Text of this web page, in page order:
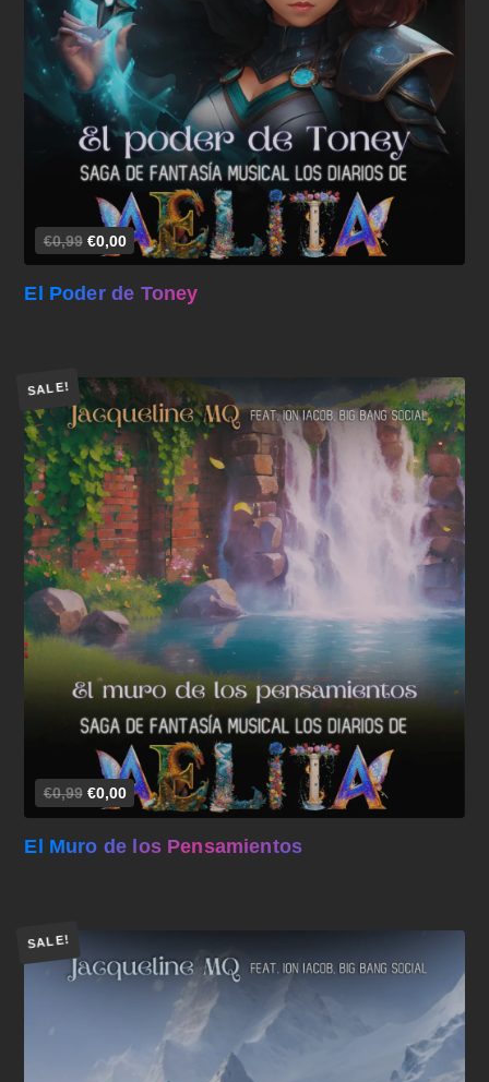
€0,99 €0,00
Añadir al carrito
El Poder de Toney
SALE!
€0,99 €0,00
Añadir al carrito
El Muro de los Pensamientos
SALE!